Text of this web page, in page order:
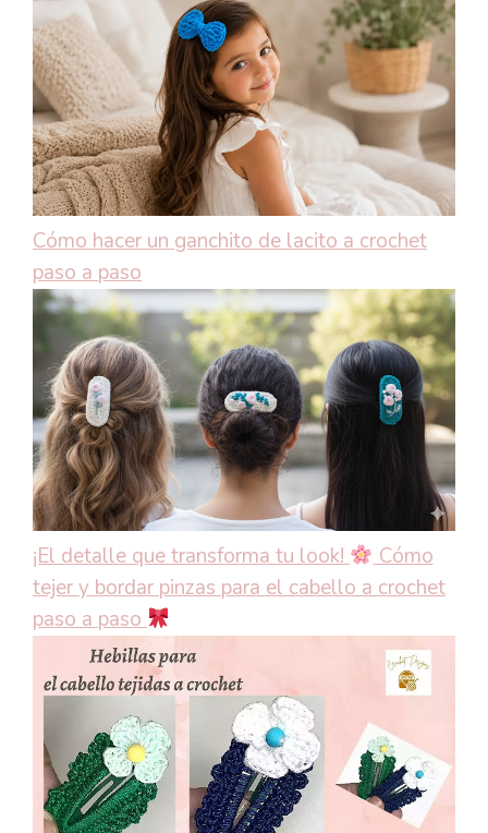
Cómo hacer un ganchito de lacito a crochet
paso a paso
¡El detalle que transforma tu look!
Cómo
tejer y bordar pinzas para el cabello a crochet
paso a paso